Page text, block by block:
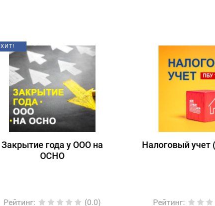
ХИТ!
Закрытие года у ООО на
ОСНО
Рейтинг: (0.0)
Налоговый учет
Рейтинг: